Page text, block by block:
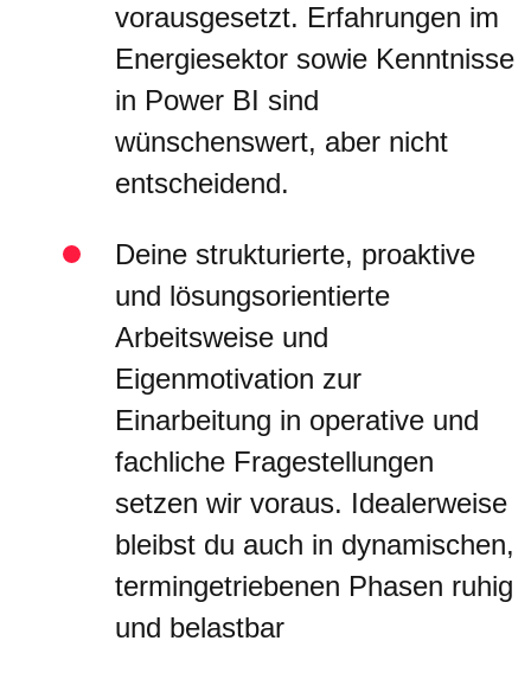
vorausgesetzt. Erfahrungen im
Energiesektor sowie Kenntnisse
in Power BI sind
wünschenswert, aber nicht
entscheidend.
Deine strukturierte, proaktive
und lösungsorientierte
Arbeitsweise und
Eigenmotivation zur
Einarbeitung in operative und
fachliche Fragestellungen
setzen wir voraus. Idealerweise
bleibst du auch in dynamischen,
termingetriebenen Phasen ruhig
und belastbar